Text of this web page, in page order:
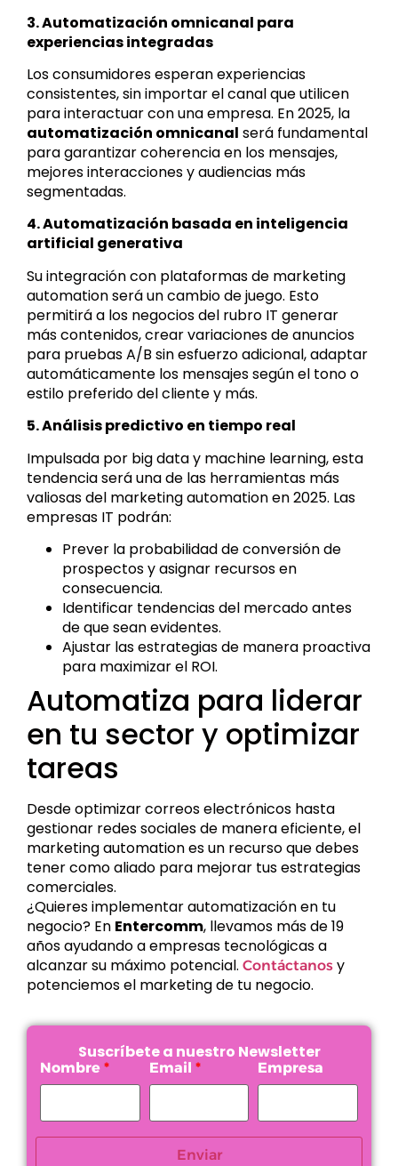
3. Automatización omnicanal para
experiencias integradas
Los consumidores esperan experiencias
consistentes, sin importar el canal que utilicen
para interactuar con una empresa. En 2025, la
automatización omnicanal será fundamental
para garantizar coherencia en los mensajes,
mejores interacciones y audiencias más
segmentadas.
4. Automatización basada en inteligencia
artificial generativa
Su integración con plataformas de marketing
automation será un cambio de juego. Esto
permitirá a los negocios del rubro IT generar
más contenidos, crear variaciones de anuncios
para pruebas A/B sin esfuerzo adicional, adaptar
automáticamente los mensajes según el tono o
estilo preferido del cliente y más.
5. Análisis predictivo en tiempo real
Impulsada por big data y machine learning, esta
tendencia será una de las herramientas más
valiosas del marketing automation en 2025. Las
empresas IT podrán:
Prever la probabilidad de conversión de
prospectos y asignar recursos en
consecuencia.
Identificar tendencias del mercado antes
de que sean evidentes.
Ajustar las estrategias de manera proactiva
para maximizar el ROI.
Automatiza para liderar
en tu sector y optimizar
tareas
Desde optimizar correos electrónicos hasta
gestionar redes sociales de manera eficiente, el
marketing automation es un recurso que debes
tener como aliado para mejorar tus estrategias
comerciales.
¿Quieres implementar automatización en tu
negocio? En Entercomm, llevamos más de 19
años ayudando a empresas tecnológicas a
alcanzar su máximo potencial. Contáctanos y
potenciemos el marketing de tu negocio.
Suscríbete a nuestro Newsletter
Nombre Email Empresa
Enviar